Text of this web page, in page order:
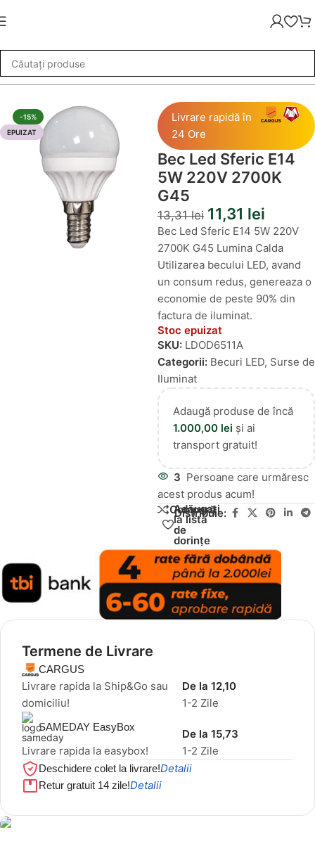
»Becuri LED»Bec Led Sferic E14 5W 220V 2700K G45
-15%
EPUIZAT
Livrare rapidă în
24 Ore
Bec Led Sferic E14
5W 220V 2700K
G45
13,31lei 11,31 lei
Bec Led Sferic E14 5W 220V
2700K G45 Lumina Calda
Utilizarea becului LED, avand
un consum redus, genereaza o
economie de peste 90% din
factura de iluminat.
Stoc epuizat
SKU: LDOD6511A
Categorii: Becuri LED, Surse de
Iluminat
Adaugă produse de încă
1.000,00 lei și ai
transport gratuit!
3 Persoane care urmăresc
acest produs acum!
Compară
Adăugați
la lista
de
dorințe
Distribuie:
Termene de Livrare
CARGUS
Livrare rapida la Ship&Go sau
domiciliu!
1-2 Zile
De la 12,10
SAMEDAY EasyBox
Livrare rapida la easybox! 1-2 Zile
De la 15,73
Deschidere colet la livrare!Detalii
Retur gratuit 14 zile!Detalii